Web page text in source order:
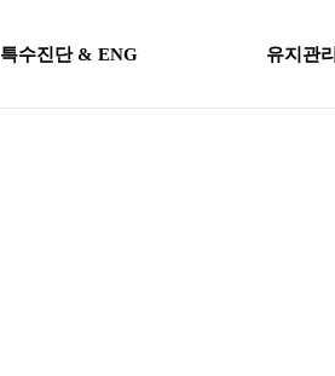
특수진단 & ENG 유지관리